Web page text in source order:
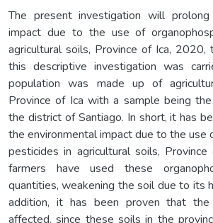
The present investigation will
impact due to the use of
agricultural soils, Province of Ica, 2020,
this descriptive investigation was
population was made up of
Province of Ica with a sample being
the district of Santiago. In short, it has
the environmental impact due to the use
pesticides in agricultural soils,
farmers have used these
quantities, weakening the soil due to its
addition, it has been proven that the
affected, since these soils in the